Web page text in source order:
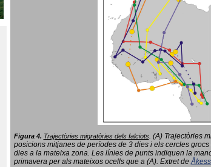
Figura 4. Trajectòries migratòries dels falciots. (A) Trajectòries
posicions mitjanes de períodes de 3 dies i els cercles
dies a la mateixa zona. Les línies de punts indiquen la
primavera per als mateixos ocells que a (A). Extret de